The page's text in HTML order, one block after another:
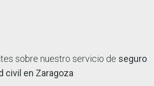
sobre nuestro servicio de seguro
civil en Zaragoza